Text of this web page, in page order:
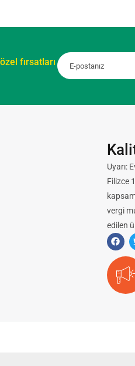
fırsatları
Uyarı:
Filizce
vergi
edilen